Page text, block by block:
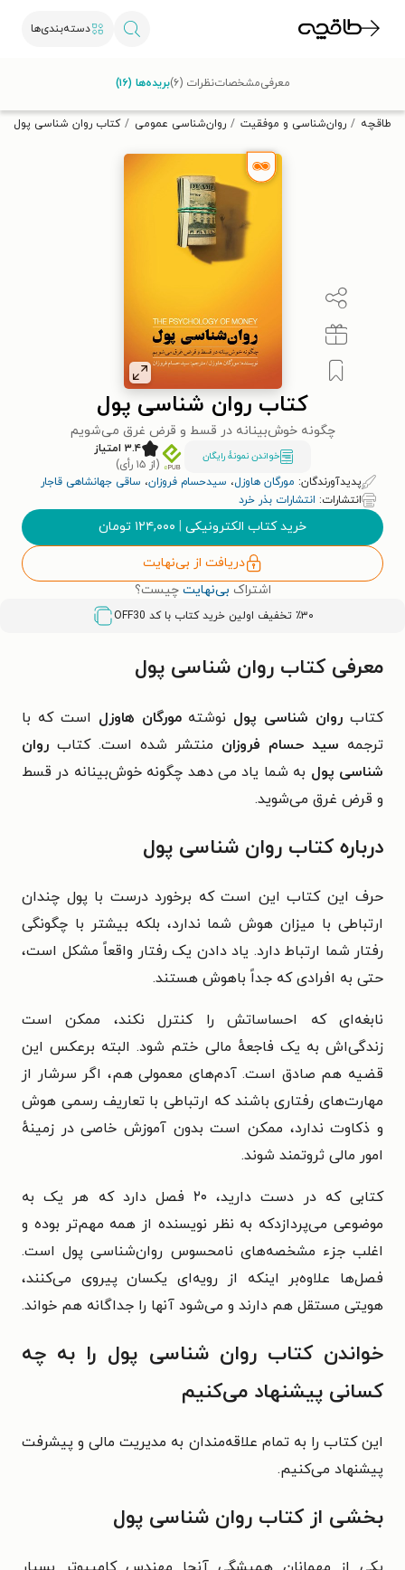
دسته‌بندی‌ها
تخفیف از طاقچه دریافت کن.
طاقچه روان‌شناسی و موفقیت روان‌شناسی عمومی کتاب روان شناسی پول
کتاب روان شناسی پول
چگونه خوش‌بینانه در قسط و قرض غرق می‌شویم
خواندن نمونۀ رایگان
۳.۴ امتیاز
(از ۱۵ رأی)
پدیدآورندگان: مورگان هاوزل، سیدحسام فروزان، ساقی جهانشاهی قاجار
انتشارات: انتشارات بذر خرد
خرید کتاب الکترونیکی | ۱۲۴,۰۰۰ تومان
دریافت از بی‌نهایت
اشتراک بی‌نهایت چیست؟
٪۳۰ تخفیف اولین خرید کتاب با کد OFF30
معرفیمشخصاتنظرات (۶) بریده‌ها (۱۶)
معرفی کتاب روان شناسی پول
کتاب روان شناسی پول نوشته مورگان هاوزل است که با
ترجمه سید حسام فروزان منتشر شده است. کتاب روان
شناسی پول به شما یاد می دهد چگونه خوش‌بینانه در قسط
و قرض غرق می‌شوید.
درباره کتاب روان شناسی پول
حرف این کتاب این است که برخورد درست با پول چندان
ارتباطی با میزان هوش شما ندارد، بلکه بیشتر با چگونگی
رفتار شما ارتباط دارد. یاد دادن یک رفتار واقعاً مشکل است،
حتی به افرادی که جداً باهوش هستند.
نابغه‌ای که احساساتش را کنترل نکند، ممکن است
زندگی‌اش به یک فاجعهٔ مالی ختم شود. البته برعکس این
قضیه هم صادق است. آدم‌های معمولی هم، اگر سرشار از
مهارت‌های رفتاری باشند که ارتباطی با تعاریف رسمی هوش
و ذکاوت ندارد، ممکن است بدون آموزش خاصی در زمینهٔ
امور مالی ثروتمند شوند.
کتابی که در دست دارید، ۲۰ فصل دارد که هر یک به
موضوعی می‌پردازدکه به نظر نویسنده از همه مهم‌تر بوده و
اغلب جزء مشخصه‌های نامحسوس روان‌شناسی پول است.
فصل‌ها علاوه‌بر اینکه از رویه‌ای یکسان پیروی می‌کنند،
هویتی مستقل هم دارند و می‌شود آنها را جداگانه هم خواند.
خواندن کتاب روان شناسی پول را به چه
کسانی پیشنهاد می‌کنیم
این کتاب را به تمام علاقه‌مندان به مدیریت مالی و پیشرفت
پیشنهاد می‌کنیم.
بخشی از کتاب روان شناسی پول